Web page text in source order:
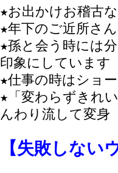
★お出かけお稽古
★年下のご近所さ
★孫と会う時には
印象にしています
★仕事の時はショ
★「変わらずきれ
んわり流して変身
【失敗しない